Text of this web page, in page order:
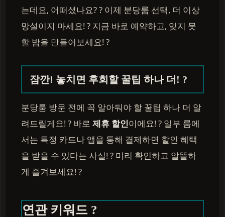
는데요, 어떠셨나요? ? 이제 분당룸 선택, 더 이상
망설이지 마세요! ? 지금 바로 예약하고, 잊지 못
할 밤을 만들어보세요! ?
잠깐! 놓치면 후회할 꿀팁 하나 더! ?
분당룸 방문 전에 꼭 알아둬야 할 꿀팁 하나 더 알
려드릴게요! ? 바로 제휴 할인이에요! ? 일부 룸에
서는 특정 카드나 앱을 통해 결제하면 할인 혜택
을 받을 수 있다는 사실! ? 미리 확인하고 알뜰하
게 즐겨보세요! ?
연관 키워드 ?